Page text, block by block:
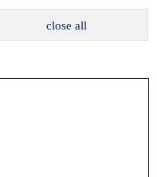
close all